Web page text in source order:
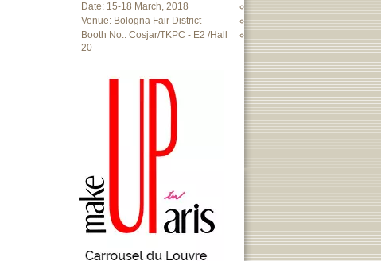
Date: 15-18 March, 2018
Venue: Bologna Fair District
Booth No.: Cosjar/TKPC - E2 /Hall
20